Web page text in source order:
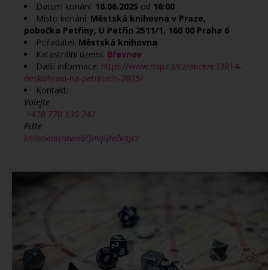
Datum konání: 16.06.2025 od 16:00
Místo konání: Městská knihovna v Praze,
pobočka Petřiny, U Petřin 2511/1, 160 00 Praha 6
Pořadatel: Městská knihovna
Katastrální území: Břevnov
Další informace: https://www.mlp.cz/cz/akce/e33814-
deskohrani-na-petrinach-2025/
Kontakt:
Volejte
+420 770 130 242
Pište
knihovna{zavináč}mlp{tečka}cz